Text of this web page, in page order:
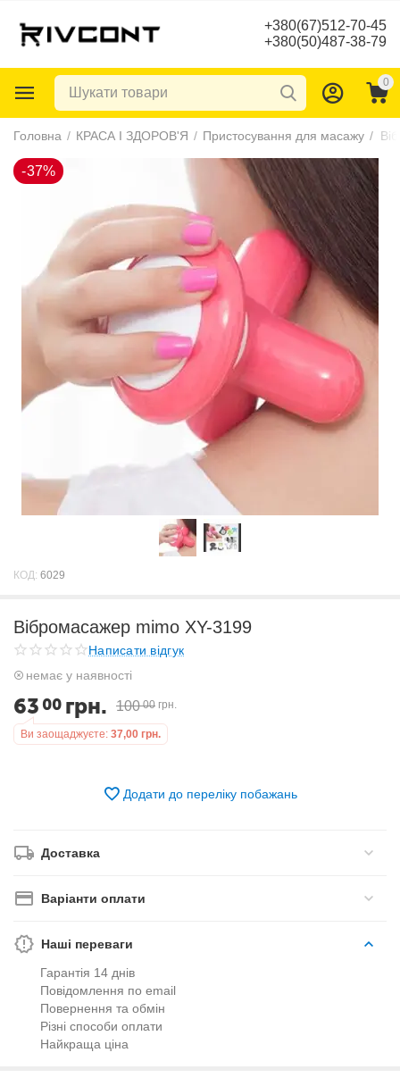
+380(67)512-70-45
+380(50)487-38-79
0
Головна / КРАСА І ЗДОРОВ'Я / Пристосування для масажу /
КОД: 6029
Вібромасажер mimo XY-3199
Написати відгук
немає у наявності
63 00 грн. 100 00 грн.
Ви заощаджуєте: 37,00 грн.
Додати до переліку побажань
Доставка
Варіанти оплати
Наші переваги
Гарантія 14 днів
Повідомлення по email
Повернення та обмін
Різні способи оплати
Найкраща ціна